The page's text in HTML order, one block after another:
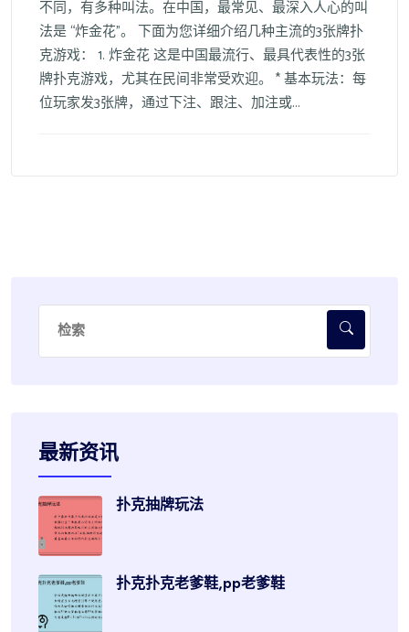
不同，有多种叫法。在中国，最常见、最深入人心的叫
法是 “炸金花”。 下面为您详细介绍几种主流的3张牌扑
克游戏： 1. 炸金花 这是中国最流行、最具代表性的3张
牌扑克游戏，尤其在民间非常受欢迎。 * 基本玩法：每
位玩家发3张牌，通过下注、跟注、加注或...
最新资讯
扑克抽牌玩法
扑克扑克老爹鞋,pp老爹鞋